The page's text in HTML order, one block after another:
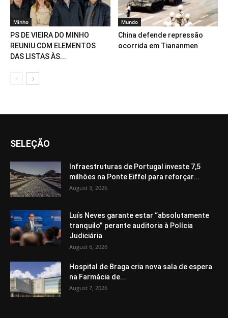
Minho
PS DE VIEIRA DO MINHO
REUNIU COM ELEMENTOS
DAS LISTAS ÀS...
Mundo
China defende repressão
ocorrida em Tiananmen
SELEÇÃO
Infraestruturas de Portugal investe 7,5
milhões na Ponte Eiffel para reforçar...
August 3, 2026
Luís Neves garante estar “absolutamente
tranquilo” perante auditoria à Polícia
Judiciária
August 6, 2026
Hospital de Braga cria nova sala de espera
na Farmácia de...
August 7, 2026